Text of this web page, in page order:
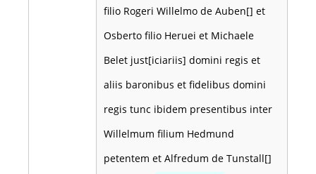
filio Rogeri Willelmo de Auben[] et
Osberto filio Heruei et Michaele
Belet just[iciariis] domini regis et
aliis baronibus et fidelibus domini
regis tunc ibidem presentibus inter
Willelmum filium Hedmund
petentem et Alfredum de Tunstall[]